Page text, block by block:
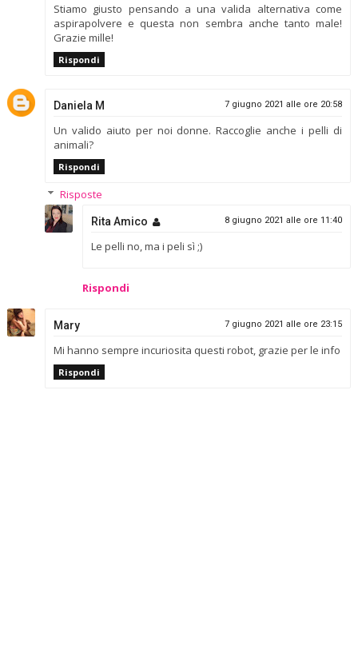
Stiamo giusto pensando a una valida alternativa come
aspirapolvere e questa non sembra anche tanto male!
Grazie mille!
Rispondi
Daniela M 7 giugno 2021 alle ore 20:58
Un valido aiuto per noi donne. Raccoglie anche i pelli di
animali?
Rispondi
Risposte
Rita Amico 8 giugno 2021 alle ore 11:40
Le pelli no, ma i peli sì ;)
Rispondi
Mary 7 giugno 2021 alle ore 23:15
Mi hanno sempre incuriosita questi robot, grazie per le info
Rispondi